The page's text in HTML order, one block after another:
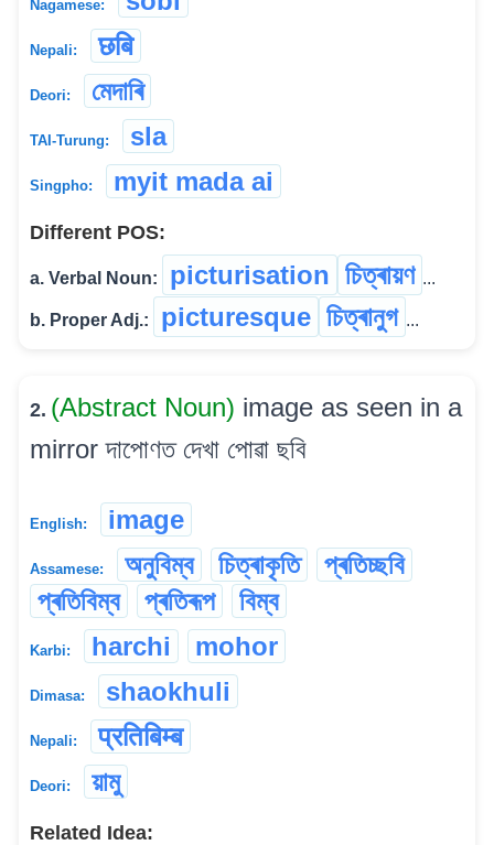
Nagamese:
Nepali: छबि
Deori: মেদাৰি
TAI-Turung: sla
Singpho: myit mada ai
Different POS:
a. Verbal Noun: picturisation চিত্ৰায়ণ ...
b. Proper Adj.: picturesque চিত্ৰানুগ ...
2. (Abstract Noun) image as seen in a
mirror দাপোণত দেখা পোৱা ছবি
English: image
Assamese: অনুবিম্ব চিত্ৰাকৃতি
প্ৰতিচ্ছবি
প্ৰতিবিম্ব
প্ৰতিৰূপ বিম্ব
Karbi: harchi mohor
Dimasa: shaokhuli
Nepali: प्रतिबिम्ब
Deori: য়ামু
Related Idea: